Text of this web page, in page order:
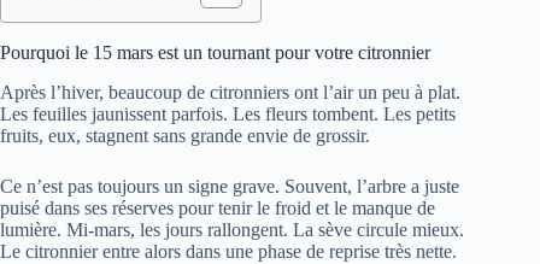
Pourquoi le 15 mars est un tournant pour votre citronnier
Après l’hiver, beaucoup de citronniers ont l’air un peu à plat.
Les feuilles jaunissent parfois. Les fleurs tombent. Les petits
fruits, eux, stagnent sans grande envie de grossir.
Ce n’est pas toujours un signe grave. Souvent, l’arbre a juste
puisé dans ses réserves pour tenir le froid et le manque de
lumière. Mi-mars, les jours rallongent. La sève circule mieux.
Le citronnier entre alors dans une phase de reprise très nette.